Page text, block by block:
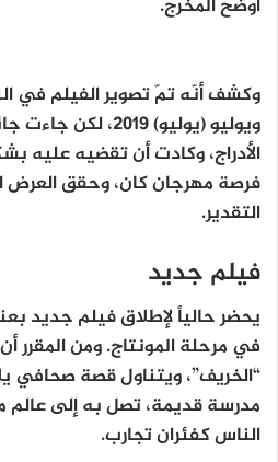
أوضح المخرج.
وكشف أنّه تمّ تصوير الفيلم في
ويوليو (يوليو)
الأدراج، وكادت أن تقضيه عليه
فرصة مهرجان كان، وحقق العرض
التقدير.
فيلم جديد
يحضر حالياً لإطلاق فيلم جديد
في مرحلة المونتاج. ومن
“الخريف”، ويتناول قصة
مدرسة قديمة، تصل به إلى عالم
الناس كفئران تجارب.